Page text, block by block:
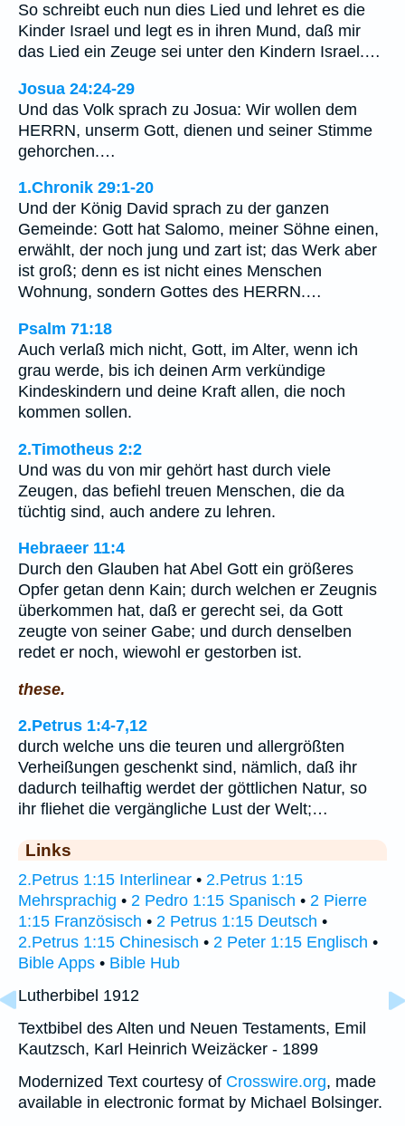
So schreibt euch nun dies Lied und lehret es die
Kinder Israel und legt es in ihren Mund, daß mir
das Lied ein Zeuge sei unter den Kindern Israel.…
Josua 24:24-29
Und das Volk sprach zu Josua: Wir wollen dem
HERRN, unserm Gott, dienen und seiner Stimme
gehorchen.…
1.Chronik 29:1-20
Und der König David sprach zu der ganzen
Gemeinde: Gott hat Salomo, meiner Söhne einen,
erwählt, der noch jung und zart ist; das Werk aber
ist groß; denn es ist nicht eines Menschen
Wohnung, sondern Gottes des HERRN.…
Psalm 71:18
Auch verlaß mich nicht, Gott, im Alter, wenn ich
grau werde, bis ich deinen Arm verkündige
Kindeskindern und deine Kraft allen, die noch
kommen sollen.
2.Timotheus 2:2
Und was du von mir gehört hast durch viele
Zeugen, das befiehl treuen Menschen, die da
tüchtig sind, auch andere zu lehren.
Hebraeer 11:4
Durch den Glauben hat Abel Gott ein größeres
Opfer getan denn Kain; durch welchen er Zeugnis
überkommen hat, daß er gerecht sei, da Gott
zeugte von seiner Gabe; und durch denselben
redet er noch, wiewohl er gestorben ist.
these.
2.Petrus 1:4-7,12
durch welche uns die teuren und allergrößten
Verheißungen geschenkt sind, nämlich, daß ihr
dadurch teilhaftig werdet der göttlichen Natur, so
ihr fliehet die vergängliche Lust der Welt;…
Links
2.Petrus 1:15 Interlinear • 2.Petrus 1:15
Mehrsprachig • 2 Pedro 1:15 Spanisch • 2 Pierre
1:15 Französisch • 2 Petrus 1:15 Deutsch •
2.Petrus 1:15 Chinesisch • 2 Peter 1:15 Englisch •
Bible Apps • Bible Hub
Lutherbibel 1912
Textbibel des Alten und Neuen Testaments, Emil
Kautzsch, Karl Heinrich Weizäcker - 1899
Modernized Text courtesy of Crosswire.org, made
available in electronic format by Michael Bolsinger.